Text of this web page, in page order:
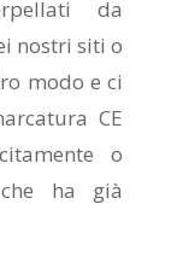
da
nostri siti o
modo e ci
CE
o
ha già